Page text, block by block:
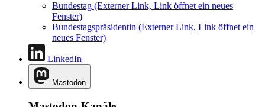
Bundestag (Externer Link, Link öffnet ein neues
Fenster)
Bundestagspräsidentin (Externer Link, Link öffnet ein
neues Fenster)
LinkedIn
Mastodon